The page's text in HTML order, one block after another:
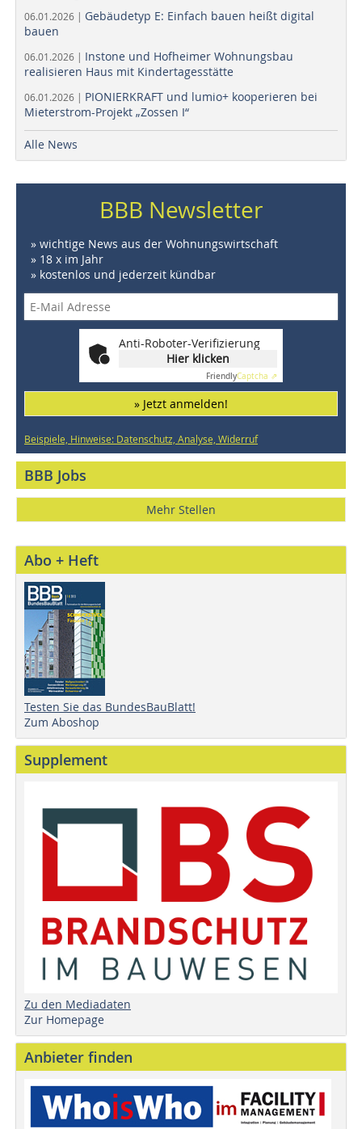
06.01.2026 | Gebäudetyp E: Einfach bauen heißt digital
bauen
06.01.2026 | Instone und Hofheimer Wohnungsbau
realisieren Haus mit Kindertagesstätte
06.01.2026 | PIONIERKRAFT und lumio+ kooperieren bei
Mieterstrom-Projekt „Zossen I“
Alle News
BBB Newsletter
» wichtige News aus der Wohnungswirtschaft
» 18 x im Jahr
» kostenlos und jederzeit kündbar
Anti-Roboter-Verifizierung
Hier klicken
FriendlyCaptcha ⇗
» Jetzt anmelden!
Beispiele, Hinweise: Datenschutz, Analyse, Widerruf
BBB Jobs
Mehr Stellen
Abo + Heft
Testen Sie das BundesBauBlatt!
Zum Aboshop
Supplement
Zu den Mediadaten
Zur Homepage
Anbieter finden